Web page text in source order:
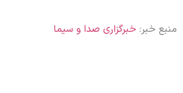
منبع خبر: خبرگزاری صدا و سیما